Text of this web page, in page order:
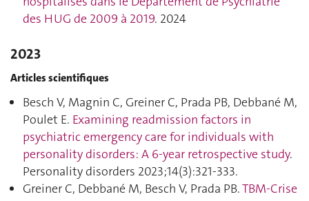
des HUG de 2009 à 2019. 2024
2023
Articles scientifiques
Besch V, Magnin C, Greiner C, Prada PB, Debbané M,
Poulet E. Examining readmission factors in
psychiatric emergency care for individuals with
personality disorders: A 6-year retrospective study.
Personality disorders 2023;14(3):321‑333.
Greiner C, Debbané M, Besch V, Prada PB.TBM-Crise